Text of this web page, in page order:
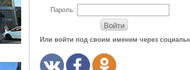
Пароль:
Войти
Или войти под своим именем через